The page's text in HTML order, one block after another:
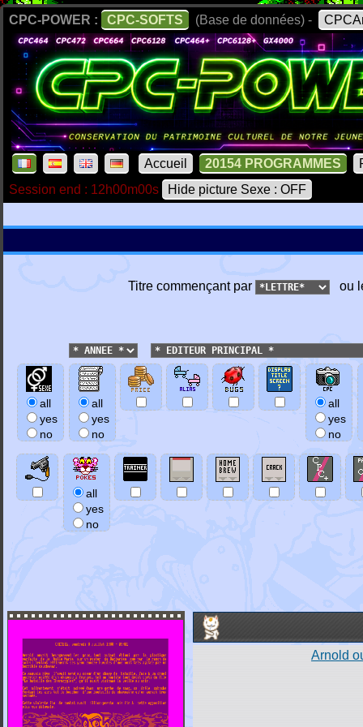
CPC-POWER : CPC-SOFTS (Base de données) -
Accueil 20154 PROGRAMMES
Session end : 12h00m00s
Hide picture Sexe : OFF
Titre commençant par ou
all
yes
no
all
yes
no
all
yes
no
all
yes
no
Arnold